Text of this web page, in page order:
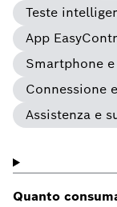
Teste
App
Smartphone
Connessione
Assistenza e
Quanto